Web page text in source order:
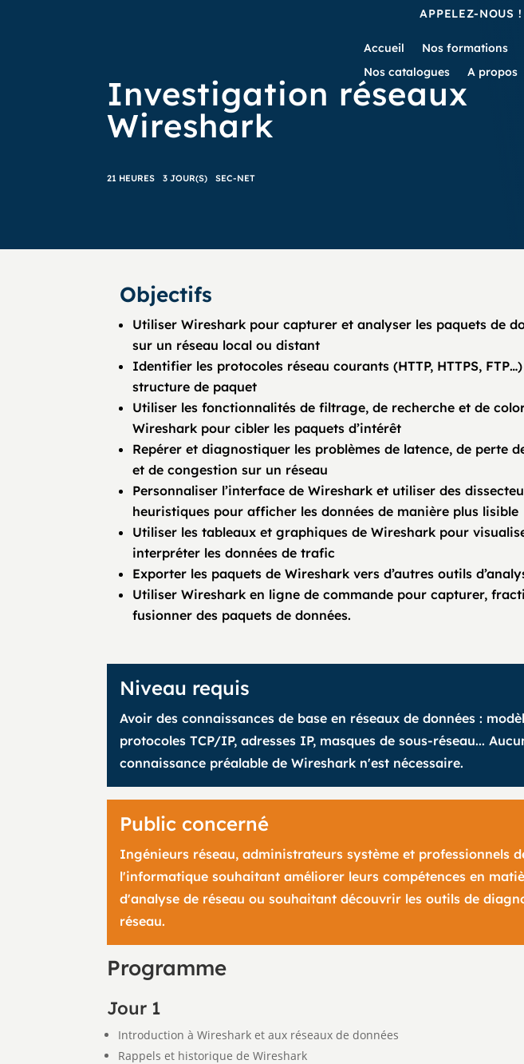
APPELEZ-NOUS !
Accueil Nos formations
Nos catalogues
A propos
Investigation réseaux
Wireshark
21 HEURES 3 JOUR(S) SEC-NET
Objectifs
Utiliser Wireshark pour capturer et analyser les paquets de
sur un réseau local ou distant
Identifier les protocoles réseau courants (HTTP, HTTPS,
structure de paquet
Utiliser les fonctionnalités de filtrage, de recherche et de
Wireshark pour cibler les paquets d’intérêt
Repérer et diagnostiquer les problèmes de latence, de perte
et de congestion sur un réseau
Personnaliser l’interface de Wireshark et utiliser des
heuristiques pour afficher les données de manière plus lisible
Utiliser les tableaux et graphiques de Wireshark pour
interpréter les données de trafic
Exporter les paquets de Wireshark vers d’autres outils
Utiliser Wireshark en ligne de commande pour capturer,
fusionner des paquets de données.
Niveau requis
Avoir des connaissances de base en réseaux de données :
protocoles TCP/IP, adresses IP, masques de sous-réseau...
connaissance préalable de Wireshark n'est nécessaire.
Public concerné
Ingénieurs réseau, administrateurs système et professionnels
l'informatique souhaitant améliorer leurs compétences en
d'analyse de réseau ou souhaitant découvrir les outils de
réseau.
Programme
Jour 1
Introduction à Wireshark et aux réseaux de données
Rappels et historique de Wireshark